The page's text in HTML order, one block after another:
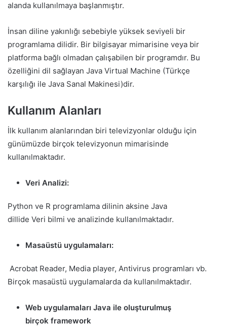
alanda kullanılmaya başlanmıştır.
İnsan diline yakınlığı sebebiyle yüksek seviyeli bir
programlama dilidir. Bir bilgisayar mimarisine veya bir
platforma bağlı olmadan çalışabilen bir programdır. Bu
özelliğini dil sağlayan Java Virtual Machine (Türkçe
karşılığı ile Java Sanal Makinesi)dir.
Kullanım Alanları
İlk kullanım alanlarından biri televizyonlar olduğu için
günümüzde birçok televizyonun mimarisinde
kullanılmaktadır.
Veri Analizi:
Python ve R programlama dilinin aksine Java
dillide Veri bilmi ve analizinde kullanılmaktadır.
Masaüstü uygulamaları:
Acrobat Reader, Media player, Antivirus programları vb.
Birçok masaüstü uygulamalarda da kullanılmaktadır.
Web uygulamaları Java ile oluşturulmuş
birçok framework